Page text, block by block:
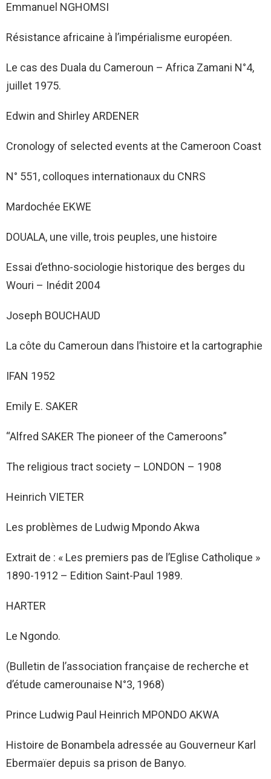
Emmanuel NGHOMSI
Résistance africaine à l’impérialisme européen.
Le cas des Duala du Cameroun – Africa Zamani N°4,
juillet 1975.
Edwin and Shirley ARDENER
Cronology of selected events at the Cameroon Coast
N° 551, colloques internationaux du CNRS
Mardochée EKWE
DOUALA, une ville, trois peuples, une histoire
Essai d’ethno-sociologie historique des berges du
Wouri – Inédit 2004
Joseph BOUCHAUD
La côte du Cameroun dans l’histoire et la cartographie
IFAN 1952
Emily E. SAKER
“Alfred SAKER The pioneer of the Cameroons”
The religious tract society – LONDON – 1908
Heinrich VIETER
Les problèmes de Ludwig Mpondo Akwa
Extrait de : « Les premiers pas de l’Eglise Catholique »
1890-1912 – Edition Saint-Paul 1989.
HARTER
Le Ngondo.
(Bulletin de l’association française de recherche et
d’étude camerounaise N°3, 1968)
Prince Ludwig Paul Heinrich MPONDO AKWA
Histoire de Bonambela adressée au Gouverneur Karl
Ebermaïer depuis sa prison de Banyo.